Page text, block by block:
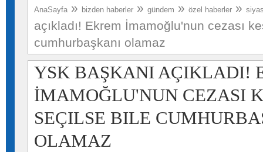
AnaSayfa » bizden haberler » gündem » özel haberler »
açıkladı! Ekrem İmamoğlu'nun cezası
cumhurbaşkanı olamaz
YSK BAŞKANI AÇIKLADI!
İMAMOĞLU'NUN CEZASI
SEÇILSE BILE
OLAMAZ